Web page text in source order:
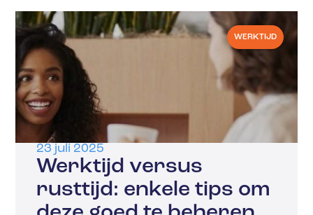
WERKTIJD
23 juli 2025
Werktijd versus
rusttijd: enkele tips om